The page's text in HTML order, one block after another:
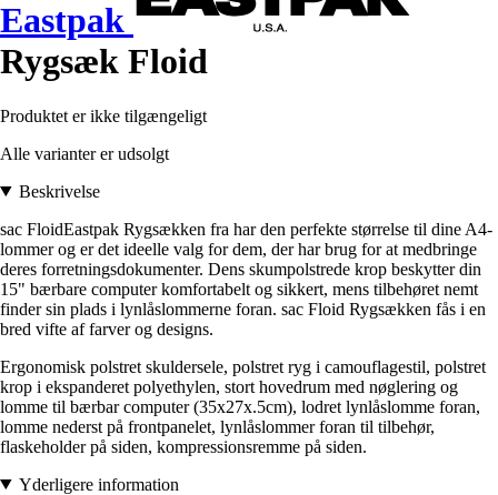
Eastpak
Rygsæk Floid
Produktet er ikke tilgængeligt
Alle varianter er udsolgt
Beskrivelse
sac FloidEastpak Rygsækken fra har den perfekte størrelse til dine A4-
lommer og er det ideelle valg for dem, der har brug for at medbringe
deres forretningsdokumenter. Dens skumpolstrede krop beskytter din
15" bærbare computer komfortabelt og sikkert, mens tilbehøret nemt
finder sin plads i lynlåslommerne foran. sac Floid Rygsækken fås i en
bred vifte af farver og designs.
Ergonomisk polstret skuldersele, polstret ryg i camouflagestil, polstret
krop i ekspanderet polyethylen, stort hovedrum med nøglering og
lomme til bærbar computer (35x27x.5cm), lodret lynlåslomme foran,
lomme nederst på frontpanelet, lynlåslommer foran til tilbehør,
flaskeholder på siden, kompressionsremme på siden.
Yderligere information